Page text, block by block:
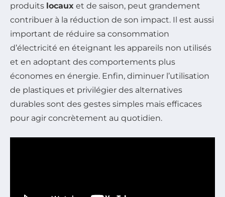
produits locaux et de saison, peut grandement
contribuer à la réduction de son impact. Il est aussi
important de réduire sa consommation
d’électricité en éteignant les appareils non utilisés
et en adoptant des comportements plus
économes en énergie. Enfin, diminuer l’utilisation
de plastiques et privilégier des alternatives
durables sont des gestes simples mais efficaces
pour agir concrètement au quotidien.